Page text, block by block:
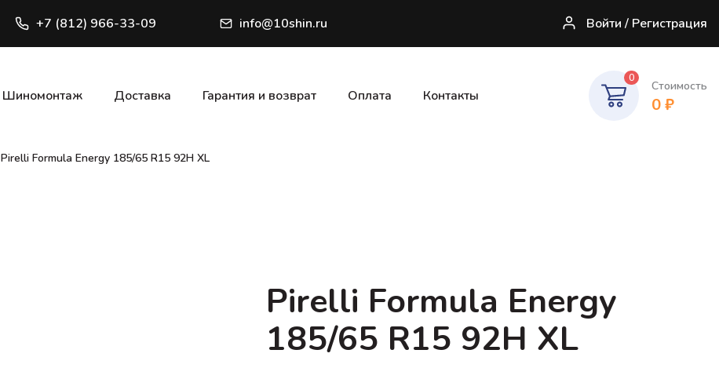
+7 (812) 966-33-09 info@10shin.ru Войти / Регистрация
Шиномонтаж Доставка Гарантия и возврат Оплата Контакты
0
Стоимость
0₽
Pirelli Formula Energy 185/65 R15 92H XL
Pirelli Formula Energy
185/65 R15 92H XL